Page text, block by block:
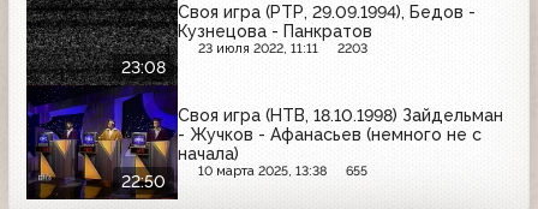
23:08
Своя игра (РТР, 29.09.1994), Бедов -
Кузнецова - Панкратов
23 июля 2022, 11:11 2203
22:50
Своя игра (НТВ, 18.10.1998) Зайдельман
- Жучков - Афанасьев (немного не с
начала)
10 марта 2025, 13:38 655